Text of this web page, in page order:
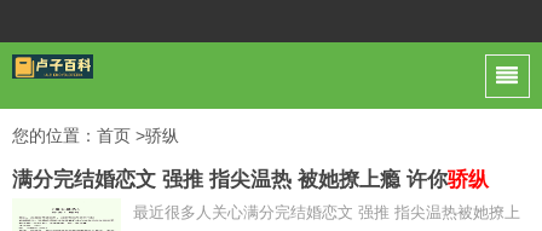
您的位置： 首页 >骄纵
满分完结婚恋文 强推 指尖温热 被她撩上瘾 许你骄纵
最近很多人关心满分完结婚恋文 强推 指尖温热被她撩上